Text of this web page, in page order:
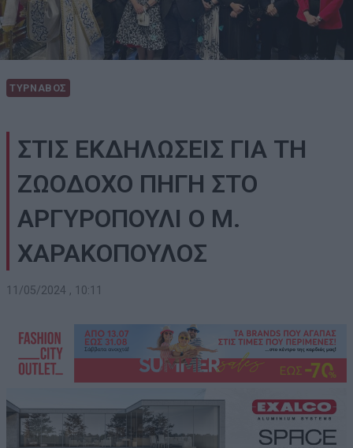
ΤΥΡΝΑΒΟΣ
ΣΤΙΣ ΕΚΔΗΛΩΣΕΙΣ ΓΙΑ ΤΗ
ΖΩΟΔΟΧΟ ΠΗΓΗ ΣΤΟ
ΑΡΓΥΡΟΠΟΥΛΙ O Μ.
ΧΑΡΑΚΟΠΟΥΛΟΣ
11/05/2024 , 10:11